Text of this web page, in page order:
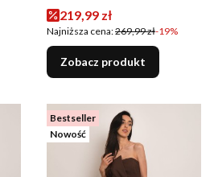
czekoladowa
Cena promocyjna
219,99 zł
Najniższa cena:269,99 zł-19%
Zobacz produkt
Bestseller
Nowość